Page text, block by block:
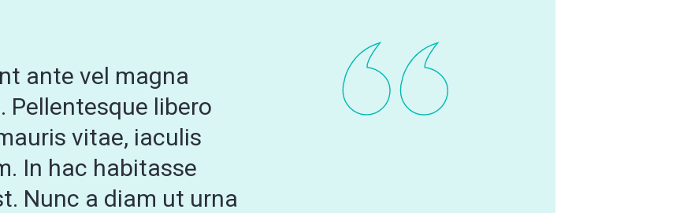
ante vel magna
Pellentesque libero
vitae, iaculis
In hac habitasse
Nunc a diam ut urna